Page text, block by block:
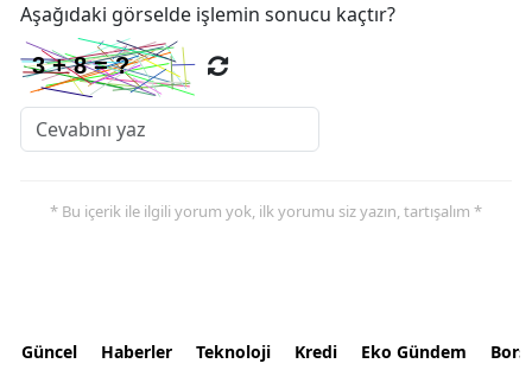
Aşağıdaki görselde işlemin sonucu kaçtır?
* Bu içerik ile ilgili yorum yok, ilk yorumu siz yazın, tartışalım *
Güncel Haberler Teknoloji Kredi Eko Gündem